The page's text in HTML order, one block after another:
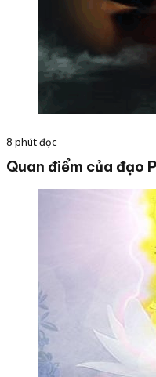
8 phút đọc
Quan điểm của đạo